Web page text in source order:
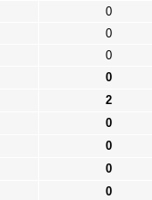
0
0
0
0
2
0
0
0
0